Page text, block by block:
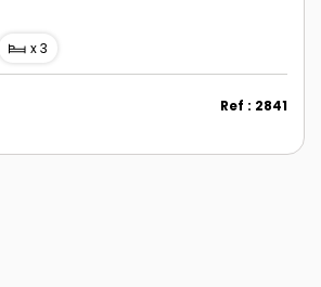
x 3
Ref : 2841